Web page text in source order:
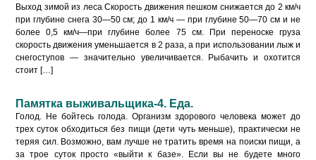
Выход зимой из леса Скорость движения пешком снижается до 2 км/ч
при глубине снега 30—50 см; до 1 км/ч — при глубине 50—70 см и не
более 0,5 км/ч—при глубине более 75 см. При переноске груза
скорость движения уменьшается в 2 раза, а при использовании лыж и
снегоступов — значительно увеличивается. Рыбачить и охотится
стоит […]
Памятка выживальщика-4. Еда.
Голод. Не бойтесь голода. Организм здорового человека может до
трех суток обходиться без пищи (дети чуть меньше), практически не
теряя сил. Возможно, вам лучше не тратить время на поиски пищи, а
за трое суток просто «выйти к базе». Если вы не будете много